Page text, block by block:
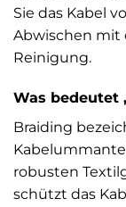
Sie das Kabel
Abwischen mit
Reinigung.
Was bedeutet
Braiding
robusten
schützt das